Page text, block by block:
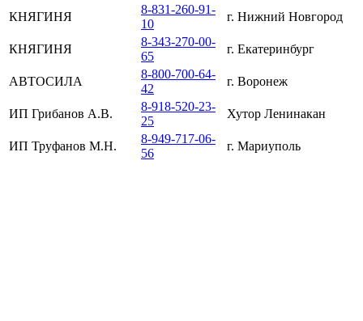
КНЯГИНЯ
8-831-260-91-
10
г. Нижний Новгород
КНЯГИНЯ
8-343-270-00-
65
г. Екатеринбург
АВТОСИЛА
8-800-700-64-
42
г. Воронеж
ИП Грибанов А.В.
8-918-520-23-
25
Хутор Ленинакан
ИП Труфанов М.Н.
8-949-717-06-
56
г. Мариуполь